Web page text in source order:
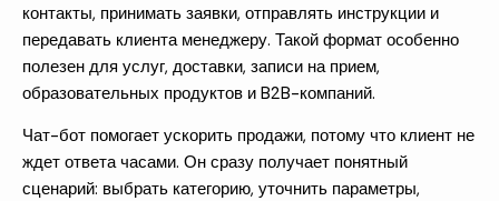
контакты, принимать заявки, отправлять инструкции и
передавать клиента менеджеру. Такой формат особенно
полезен для услуг, доставки, записи на прием,
образовательных продуктов и B2B-компаний.
Чат-бот помогает ускорить продажи, потому что клиент не
ждет ответа часами. Он сразу получает понятный
сценарий: выбрать категорию, уточнить параметры,